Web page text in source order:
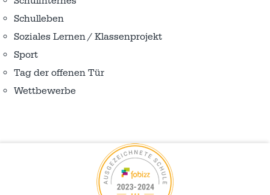
Schulleben
Soziales Lernen / Klassenprojekt
Sport
Tag der offenen Tür
Wettbewerbe